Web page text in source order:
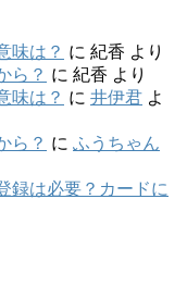
味は？ に 紀香 より
ら？ に 紀香 より
味は？ に 井伊君 よ
ら？ に ふうちゃん
録は必要？カードに